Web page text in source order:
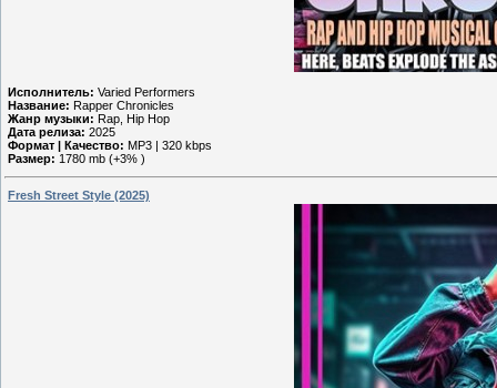
Исполнитель: Varied Performers
Название: Rapper Chronicles
Жанр музыки: Rap, Hip Hop
Дата релиза: 2025
Формат | Качество: MP3 | 320 kbps
Размер: 1780 mb (+3% )
Fresh Street Style (2025)